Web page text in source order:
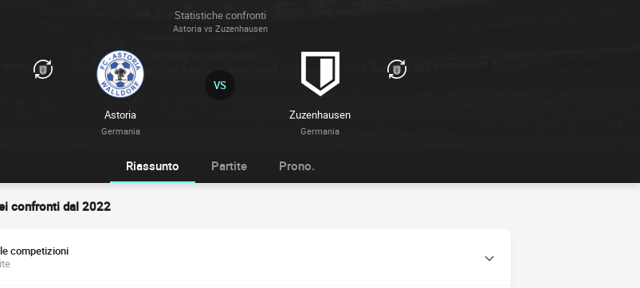
Statistiche confronti
Astoria vs Zuzenhausen
Astoria
Germania
Zuzenhausen
Germania
VS
Riassunto Partite Prono.
confronti dal 2022
competizioni